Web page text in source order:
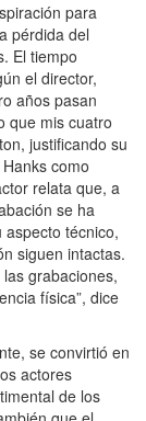
para
pérdida del
El tiempo
el director,
años pasan
que mis cuatro
justificando su
como
relata que, a
se ha
técnico,
siguen intactas.
grabaciones,
física”, dice
se convirtió en
actores
de los